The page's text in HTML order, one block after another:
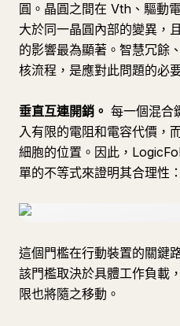
圓。晶圓之間在 Vth、驅動
大於同一晶圓內部的變異，
的影響最為顯著。智慧冗餘
核流程，是應對此問題的必
垂直互連開銷。 每一個混合
入有限的電阻和電容代價，
細胞的位置。因此，
單的不等式來證明其合理性：
這個門檻在行動裝置的關鍵
該門檻取決於具體工作負載
限也將隨之移動。